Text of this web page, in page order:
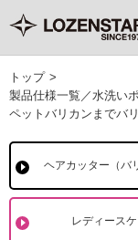
トップ >
製品仕様一覧／水洗い
ペットバリカンまでバ
ヘアカッター（バ
レディース